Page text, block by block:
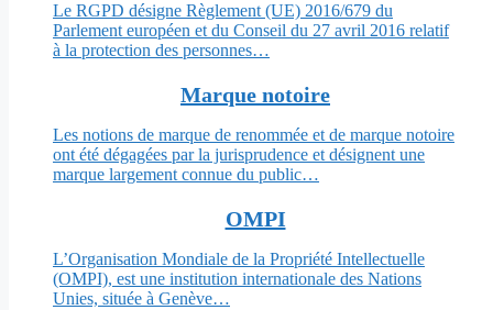
Le RGPD désigne Règlement (UE) 2016/679 du
Parlement européen et du Conseil du 27 avril 2016 relatif
à la protection des personnes…
Marque notoire
Les notions de marque de renommée et de marque notoire
ont été dégagées par la jurisprudence et désignent une
marque largement connue du public…
OMPI
L’Organisation Mondiale de la Propriété Intellectuelle
(OMPI), est une institution internationale des Nations
Unies, située à Genève…